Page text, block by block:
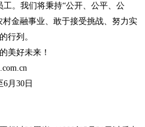
。我们将秉持“公开、公平、公
金融事业、敢于接受挑战、努力实
行列。
好未来！
月30日